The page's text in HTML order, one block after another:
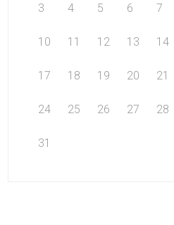
3 4 5 6 7
10 11 12 13 14
17 18 19 20 21
24 25 26 27 28
31